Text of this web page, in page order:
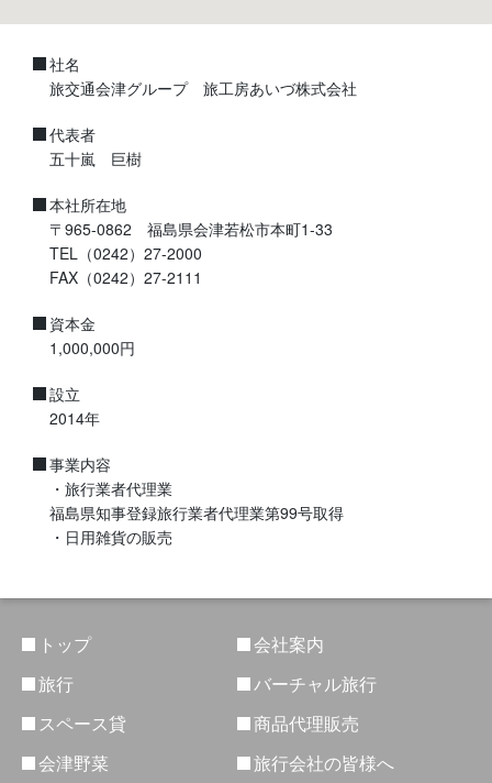
社名
旅交通会津グループ 旅工房あいづ株式会社
代表者
五十嵐 巨樹
本社所在地
〒965-0862 福島県会津若松市本町1-33
TEL（0242）27-2000
FAX（0242）27-2111
資本金
1,000,000円
設立
2014年
事業内容
・旅行業者代理業
福島県知事登録旅行業者代理業第99号取得
・日用雑貨の販売
トップ
会社案内
旅行
バーチャル旅行
スペース貸
商品代理販売
会津野菜
旅行会社の皆様へ